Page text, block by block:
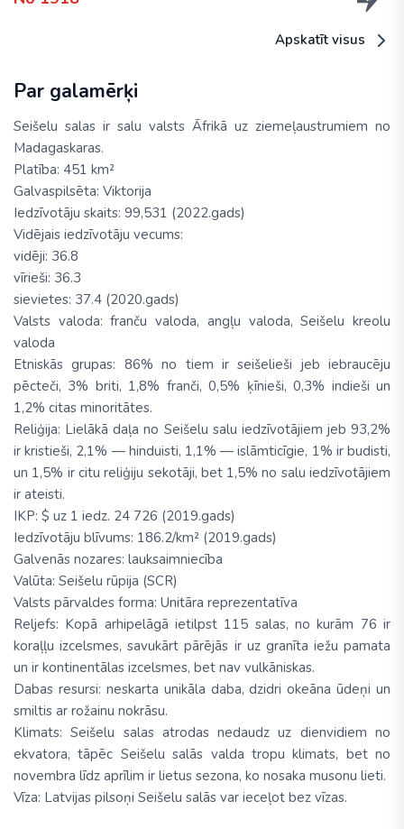
Apskatīt visus
Par galamērķi
Seišelu salas ir salu valsts Āfrikā uz ziemeļaustrumiem no
Madagaskaras.
Platība: 451 km²
Galvaspilsēta: Viktorija
Iedzīvotāju skaits: 99,531 (2022.gads)
Vidējais iedzīvotāju vecums:
vidēji: 36.8
vīrieši: 36.3
sievietes: 37.4 (2020.gads)
Valsts valoda: franču valoda, angļu valoda, Seišelu kreolu
valoda
Etniskās grupas: 86% no tiem ir seišelieši jeb iebraucēju
pēcteči, 3% briti, 1,8% franči, 0,5% ķīnieši, 0,3% indieši un
1,2% citas minoritātes.
Reliģija: Lielākā daļa no Seišelu salu iedzīvotājiem jeb 93,2%
ir kristieši, 2,1% — hinduisti, 1,1% — islāmticīgie, 1% ir budisti,
un 1,5% ir citu reliģiju sekotāji, bet 1,5% no salu iedzīvotājiem
ir ateisti.
IKP: $ uz 1 iedz. 24 726 (2019.gads)
Iedzīvotāju blīvums: 186.2/km² (2019.gads)
Galvenās nozares: lauksaimniecība
Valūta: Seišelu rūpija (SCR)
Valsts pārvaldes forma: Unitāra reprezentatīva
Reljefs: Kopā arhipelāgā ietilpst 115 salas, no kurām 76 ir
koraļļu izcelsmes, savukārt pārējās ir uz granīta iežu pamata
un ir kontinentālas izcelsmes, bet nav vulkāniskas.
Dabas resursi: neskarta unikāla daba, dzidri okeāna ūdeņi un
smiltis ar rožainu nokrāsu.
Klimats: Seišelu salas atrodas nedaudz uz dienvidiem no
ekvatora, tāpēc Seišelu salās valda tropu klimats, bet no
novembra līdz aprīlim ir lietus sezona, ko nosaka musonu lieti.
Vīza: Latvijas pilsoņi Seišelu salās var ieceļot bez vīzas.